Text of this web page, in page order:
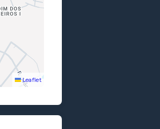
Leaflet